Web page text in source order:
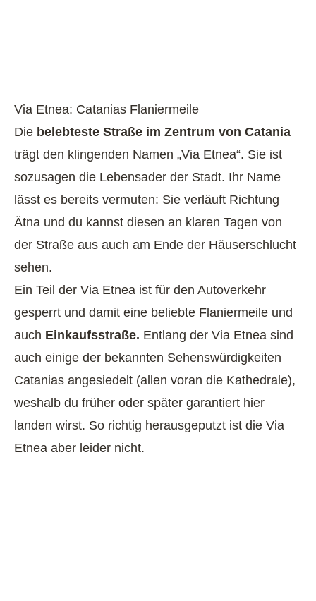
Via Etnea: Catanias Flaniermeile
Die belebteste Straße im Zentrum von Catania
trägt den klingenden Namen „Via Etnea“. Sie ist
sozusagen die Lebensader der Stadt. Ihr Name
lässt es bereits vermuten: Sie verläuft Richtung
Ätna und du kannst diesen an klaren Tagen von
der Straße aus auch am Ende der Häuserschlucht
sehen.
Ein Teil der Via Etnea ist für den Autoverkehr
gesperrt und damit eine beliebte Flaniermeile und
auch Einkaufsstraße. Entlang der Via Etnea sind
auch einige der bekannten Sehenswürdigkeiten
Catanias angesiedelt (allen voran die Kathedrale),
weshalb du früher oder später garantiert hier
landen wirst. So richtig herausgeputzt ist die Via
Etnea aber leider nicht.